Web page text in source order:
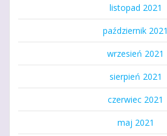
listopad 2021
październik 2021
wrzesień 2021
sierpień 2021
czerwiec 2021
maj 2021